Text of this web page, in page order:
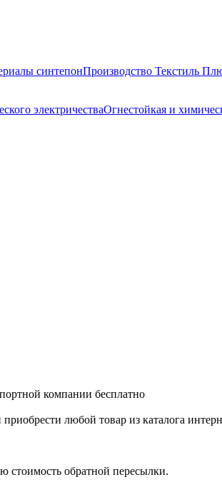
синтепонПроизводство Текстиль
электричестваОгнестойкая и
компании бесплатно
любой товар из каталога
стоимость обратной пересылки.